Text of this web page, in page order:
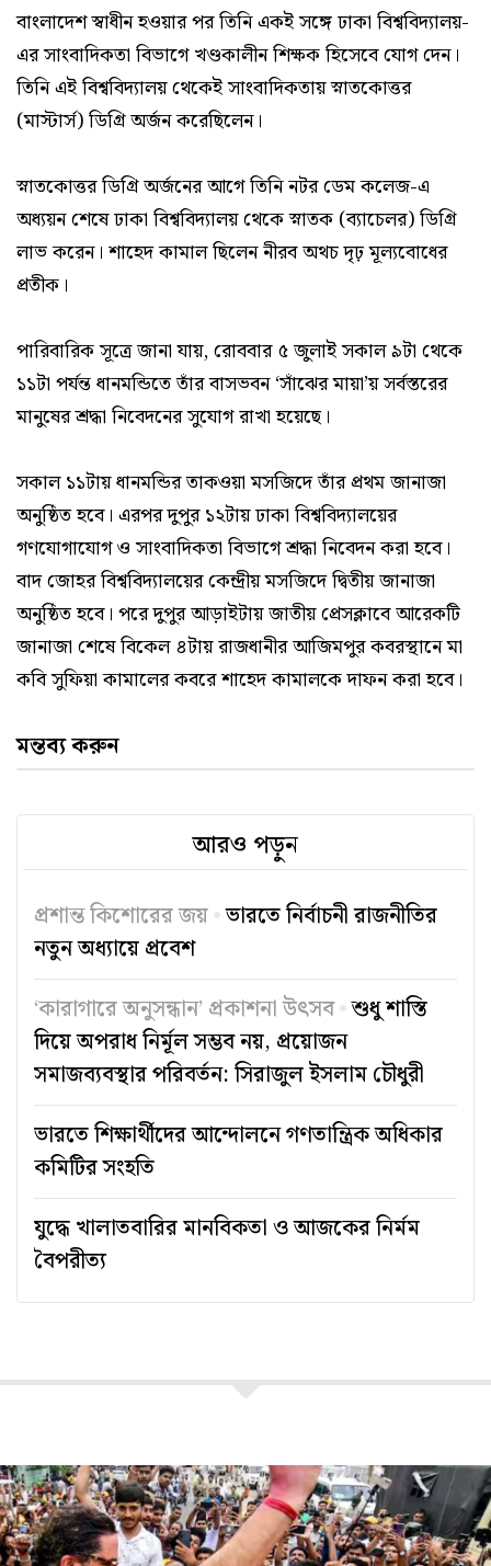
বাংলাদেশ স্বাধীন হওয়ার পর তিনি একই সঙ্গে ঢাকা বিশ্ববিদ্যালয়-
এর সাংবাদিকতা বিভাগে খণ্ডকালীন শিক্ষক হিসেবে যোগ দেন।
তিনি এই বিশ্ববিদ্যালয় থেকেই সাংবাদিকতায় স্নাতকোত্তর
(মাস্টার্স) ডিগ্রি অর্জন করেছিলেন।
স্নাতকোত্তর ডিগ্রি অর্জনের আগে তিনি নটর ডেম কলেজ-এ
অধ্যয়ন শেষে ঢাকা বিশ্ববিদ্যালয় থেকে স্নাতক (ব্যাচেলর) ডিগ্রি
লাভ করেন। শাহেদ কামাল ছিলেন নীরব অথচ দৃঢ় মূল্যবোধের
প্রতীক।
পারিবারিক সূত্রে জানা যায়, রোববার ৫ জুলাই সকাল ৯টা থেকে
১১টা পর্যন্ত ধানমন্ডিতে তাঁর বাসভবন ‘সাঁঝের মায়া’য় সর্বস্তরের
মানুষের শ্রদ্ধা নিবেদনের সুযোগ রাখা হয়েছে।
সকাল ১১টায় ধানমন্ডির তাকওয়া মসজিদে তাঁর প্রথম জানাজা
অনুষ্ঠিত হবে। এরপর দুপুর ১২টায় ঢাকা বিশ্ববিদ্যালয়ের
গণযোগাযোগ ও সাংবাদিকতা বিভাগে শ্রদ্ধা নিবেদন করা হবে।
বাদ জোহর বিশ্ববিদ্যালয়ের কেন্দ্রীয় মসজিদে দ্বিতীয় জানাজা
অনুষ্ঠিত হবে। পরে দুপুর আড়াইটায় জাতীয় প্রেসক্লাবে আরেকটি
জানাজা শেষে বিকেল ৪টায় রাজধানীর আজিমপুর কবরস্থানে মা
কবি সুফিয়া কামালের কবরে শাহেদ কামালকে দাফন করা হবে।
মন্তব্য করুন
আরও পড়ুন
প্রশান্ত কিশোরের জয় ভারতে নির্বাচনী রাজনীতির
নতুন অধ্যায়ে প্রবেশ
‘কারাগারে অনুসন্ধান’ প্রকাশনা উৎসব শুধু শাস্তি
দিয়ে অপরাধ নির্মূল সম্ভব নয়, প্রয়োজন
সমাজব্যবস্থার পরিবর্তন: সিরাজুল ইসলাম চৌধুরী
ভারতে শিক্ষার্থীদের আন্দোলনে গণতান্ত্রিক অধিকার
কমিটির সংহতি
যুদ্ধে খালাতবারির মানবিকতা ও আজকের নির্মম
বৈপরীত্য